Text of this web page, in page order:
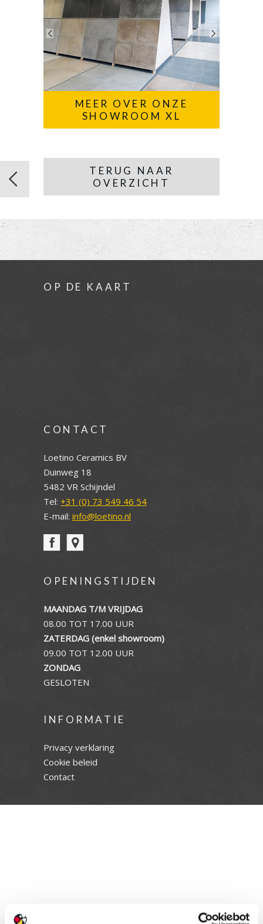
MEER OVER ONZE
SHOWROOM XL
TERUG NAAR
OVERZICHT
OP DE KAART
CONTACT
Loetino Ceramics BV
Duinweg 18
5482 VR Schijndel
Tel: +31 (0) 73 549 46 54
E-mail: info@loetino.nl
OPENINGSTIJDEN
MAANDAG T/M VRIJDAG
08.00 TOT 17.00 UUR
ZATERDAG (enkel showroom)
09.00 TOT 12.00 UUR
ZONDAG
GESLOTEN
INFORMATIE
Privacy verklaring
Cookie beleid
Contact